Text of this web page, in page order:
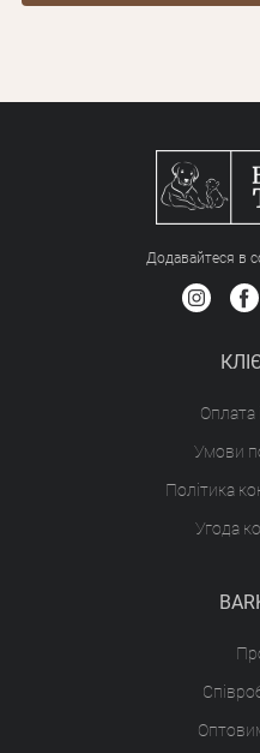
Додавайтеся в
Оплата
Умови
Політика
Угода